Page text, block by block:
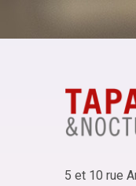
5 et 10 rue